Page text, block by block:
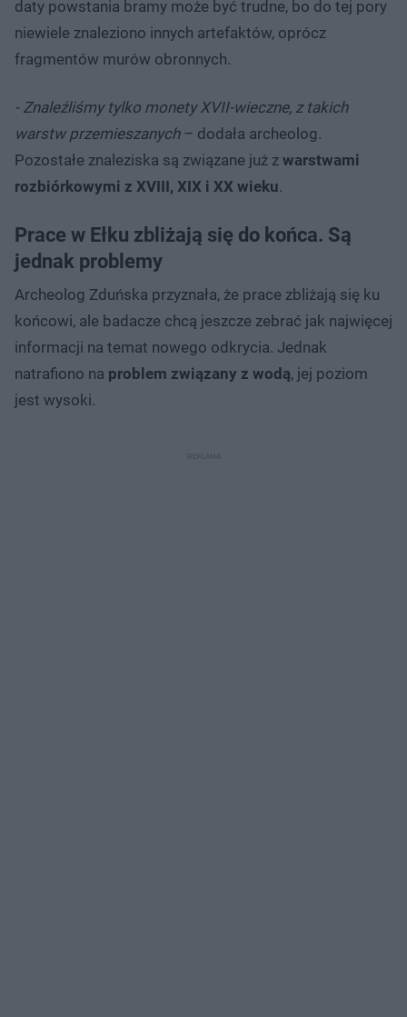
daty powstania bramy może być trudne, bo do tej pory
niewiele znaleziono innych artefaktów, oprócz
fragmentów murów obronnych.
- Znaleźliśmy tylko monety XVII-wieczne, z takich
warstw przemieszanych– dodała archeolog.
Pozostałe znaleziska są związane już z warstwami
rozbiórkowymi z XVIII, XIX i XX wieku.
Prace w Ełku zbliżają się do końca. Są
jednak problemy
Archeolog Zduńska przyznała, że prace zbliżają się ku
końcowi, ale badacze chcą jeszcze zebrać jak najwięcej
informacji na temat nowego odkrycia. Jednak
natrafiono na problem związany z wodą, jej poziom
jest wysoki.